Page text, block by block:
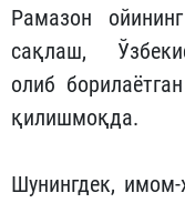
Рамазон
сақлаш,
олиб
қилишмоқда.
Шунингдек,